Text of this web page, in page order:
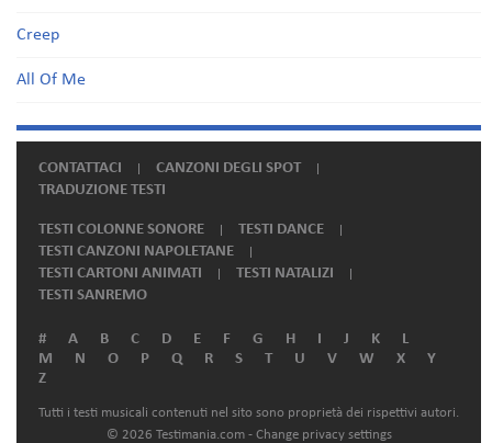
Creep
All Of Me
CONTATTACI
CANZONI DEGLI SPOT
TRADUZIONE TESTI
TESTI COLONNE SONORE
TESTI DANCE
TESTI CANZONI NAPOLETANE
TESTI CARTONI ANIMATI
TESTI NATALIZI
TESTI SANREMO
# A B C D E F G H I J K
L
M
N O P Q R S T U V W X
Y
Z
Tutti i testi musicali contenuti nel sito sono proprietà dei rispettivi autori.
© 2026 Testimania.com - Change privacy settings